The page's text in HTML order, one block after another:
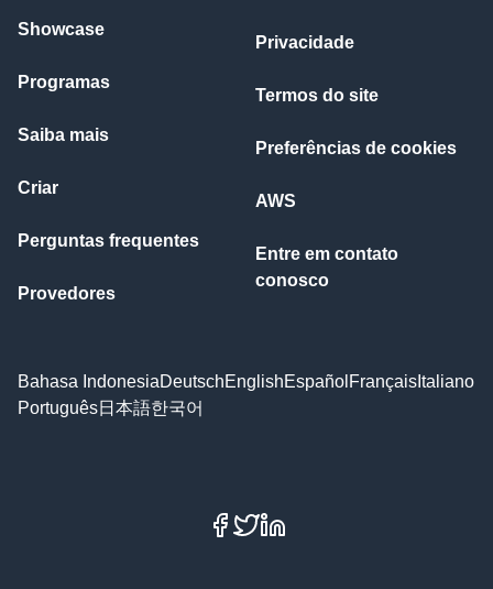
Showcase
Programas
Saiba mais
Criar
Perguntas frequentes
Provedores
Privacidade
Termos do site
Preferências de cookies
AWS
Entre em contato
conosco
Bahasa IndonesiaDeutschEnglishEspañol Français Italiano
Português日本語한국어
Facebook
X